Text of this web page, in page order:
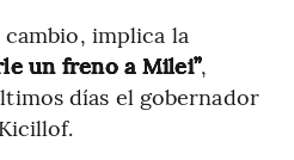
cambio, implica la
un freno a Milei”,
días el gobernador